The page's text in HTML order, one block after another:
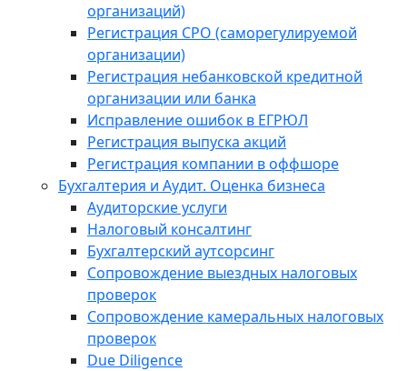
организаций)
Регистрация СРО (саморегулируемой
организации)
Регистрация небанковской кредитной
организации или банка
Исправление ошибок в ЕГРЮЛ
Регистрация выпуска акций
Регистрация компании в оффшоре
Бухгалтерия и Аудит. Оценка бизнеса
Аудиторские услуги
Налоговый консалтинг
Бухгалтерский аутсорсинг
Сопровождение выездных налоговых
проверок
Сопровождение камеральных налоговых
проверок
Due Diligence